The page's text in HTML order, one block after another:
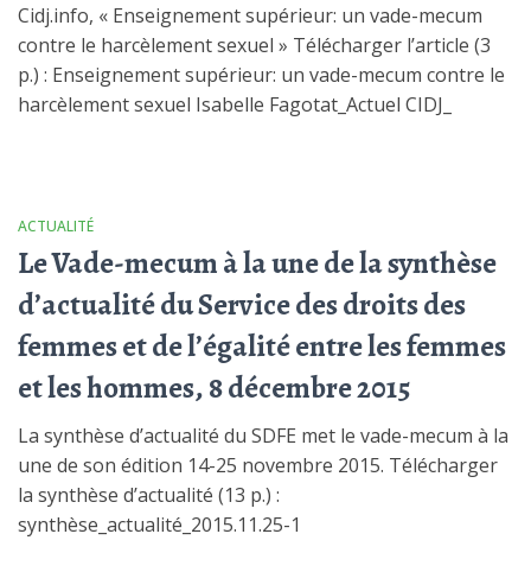
Cidj.info, « Enseignement supérieur: un vade-mecum
contre le harcèlement sexuel » Télécharger l’article (3
p.) : Enseignement supérieur: un vade-mecum contre le
harcèlement sexuel Isabelle Fagotat_Actuel CIDJ_
ACTUALITÉ
Le Vade-mecum à la une de la synthèse
d’actualité du Service des droits des
femmes et de l’égalité entre les femmes
et les hommes, 8 décembre 2015
La synthèse d’actualité du SDFE met le vade-mecum à la
une de son édition 14-25 novembre 2015. Télécharger
la synthèse d’actualité (13 p.) :
synthèse_actualité_2015.11.25-1